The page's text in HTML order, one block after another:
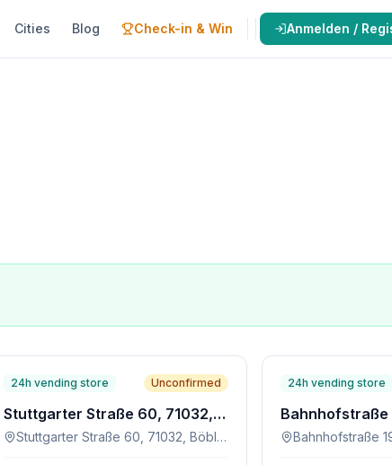
Cities Blog Check-in & Win Anmelden /
24h vending store Unconfirmed
Stuttgarter Straße 60, 71032, Böblingen
Stuttgarter Straße 60, 71032, Böblingen
24h vending store